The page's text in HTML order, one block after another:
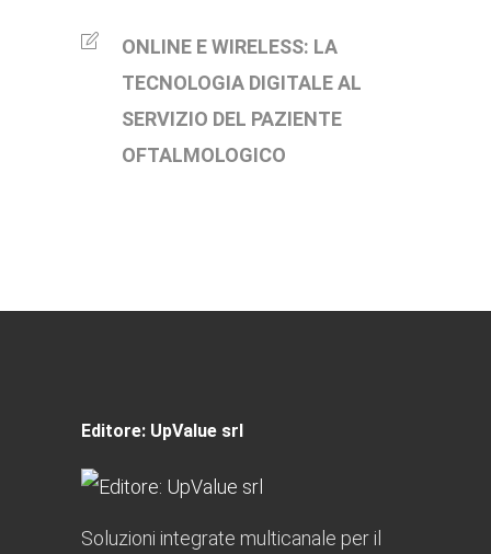
ONLINE E WIRELESS: LA
TECNOLOGIA DIGITALE AL
SERVIZIO DEL PAZIENTE
OFTALMOLOGICO
Editore: UpValue srl
Soluzioni integrate multicanale per il